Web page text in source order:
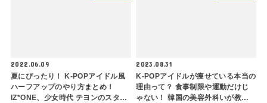
2022.06.09
夏にぴったり！ K-POPアイドル風
ハーフアップのやり方まとめ！
IZ*ONE、少女時代 テヨンのスタイ
2023.08.31
K-POPアイドルが痩せている本当の
理由って？ 食事制限や運動だけじ
ゃない！ 韓国の美容外科いが教え